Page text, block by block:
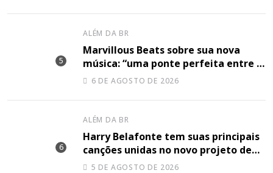
ALÉM DA BR
Marvillous Beats sobre sua nova
música: “uma ponte perfeita entre o
hip-hop underground e a elegância
6 DE AGOSTO DE 2026
ALÉM DA BR
Harry Belafonte tem suas principais
canções unidas no novo projeto de
Sir5 DE AGOSTO DE 2026